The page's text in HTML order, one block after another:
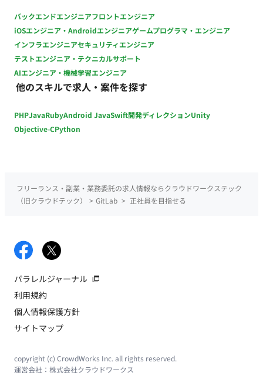
バックエンドエンジニアフロントエンジニア
iOSエンジニア・Androidエンジニアゲームプログラマ・エンジニア
インフラエンジニアセキュリティエンジニア
テストエンジニア・テクニカルサポート
AIエンジニア・機械学習エンジニア
他のスキルで求人・案件を探す
PHPJavaRubyAndroid JavaSwift開発ディレクションUnity
Objective-CPython
フリーランス・副業・業務委託の求人情報ならクラウドワークステック
（旧クラウドテック）
> GitLab > 正社員を目指せる
パラレルジャーナル
利用規約
個人情報保護方針
サイトマップ
copyright (c) CrowdWorks Inc. all rights reserved.
運営会社： 株式会社クラウドワークス